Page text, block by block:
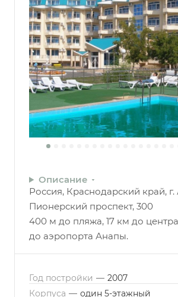
Описание
Россия, Краснодарский край, г.
Пионерский проспект, 300
400 м до пляжа, 17 км до
до аэропорта Анапы.
Год постройки — 2007
Корпуса — один 5-этажный